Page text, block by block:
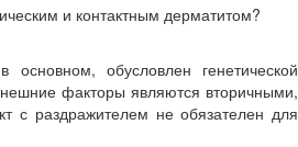
и контактным дерматитом?
основном, обусловлен генетической
факторы являются вторичными,
с раздражителем не обязателен для